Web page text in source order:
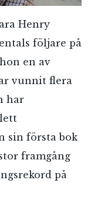
Henry
följare på
en av
vunnit flera
har
sin första bok
framgång
på